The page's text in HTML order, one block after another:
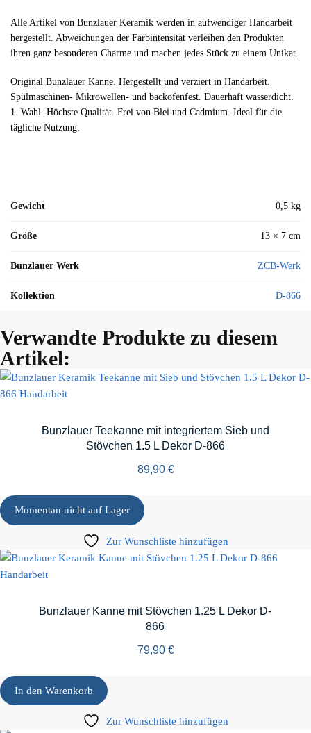
Alle Artikel von Bunzlauer Keramik werden in aufwendiger Handarbeit
hergestellt. Abweichungen der Farbintensität verleihen den Produkten
ihren ganz besonderen Charme und machen jedes Stück zu einem Unikat.
Original Bunzlauer Kanne. Hergestellt und verziert in Handarbeit.
Spülmaschinen- Mikrowellen- und backofenfest. Dauerhaft wasserdicht.
1. Wahl. Höchste Qualität. Frei von Blei und Cadmium. Ideal für die
tägliche Nutzung.
Gewicht 0,5 kg
Größe 13 × 7 cm
Bunzlauer Werk ZCB-Werk
Kollektion D-866
Verwandte Produkte zu diesem
Artikel:
Bunzlauer Teekanne mit integriertem Sieb und
Stövchen 1.5 L Dekor D-866
89,90 €
Momentan nicht auf Lager
Zur Wunschliste hinzufügen
Bunzlauer Kanne mit Stövchen 1.25 L Dekor D-
866
79,90 €
In den Warenkorb
Zur Wunschliste hinzufügen